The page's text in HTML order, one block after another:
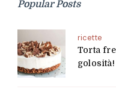
Popular Posts
ricette
Torta
golosità!